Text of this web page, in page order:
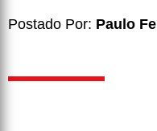
Postado Por: Paulo